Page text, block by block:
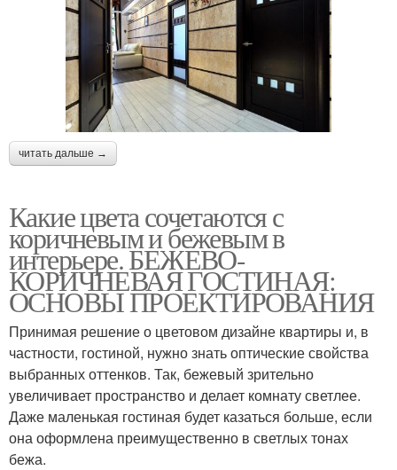
читать дальше →
Какие цвета сочетаются с
коричневым и бежевым в
интерьере. БЕЖЕВО-
КОРИЧНЕВАЯ ГОСТИНАЯ:
ОСНОВЫ ПРОЕКТИРОВАНИЯ
Принимая решение о цветовом дизайне квартиры и, в
частности, гостиной, нужно знать оптические свойства
выбранных оттенков. Так, бежевый зрительно
увеличивает пространство и делает комнату светлее.
Даже маленькая гостиная будет казаться больше, если
она оформлена преимущественно в светлых тонах
бежа.